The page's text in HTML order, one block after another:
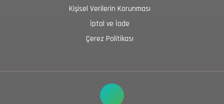
Kişisel Verilerin Korunması
İptal ve İade
Çerez Politikası